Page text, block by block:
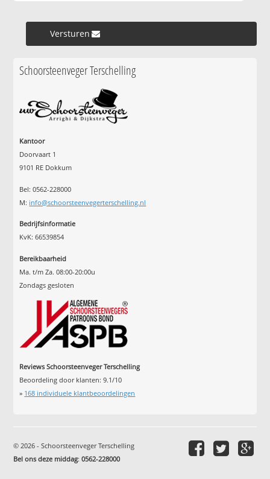
Versturen »
Schoorsteenveger Terschelling
Kantoor
Doorvaart 1
9101 RE Dokkum
Bel: 0562-228000
M: info@schoorsteenvegerterschelling.nl
Bedrijfsinformatie
KvK: 66539854
Bereikbaarheid
Ma. t/m Za. 08:00-20:00u
Zondags gesloten
Reviews Schoorsteenveger Terschelling
Beoordeling door klanten:9.1/10
» 168 individuele klantbeoordelingen
© 2026 - Schoorsteenveger Terschelling
Bel ons deze middag:0562-228000